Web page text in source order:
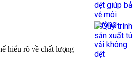
hiểu rõ về chất lượng